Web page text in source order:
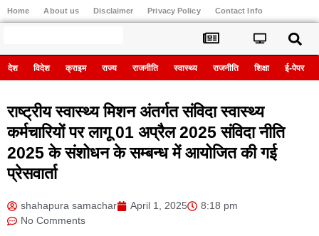
Home About us Disclaimer Privacy Policy Contact Info
देश विदेश क्राइम राज्य राजनीति स्वास्थ्य राजनीति शिक्षा ई-पेपर
राष्ट्रीय स्वास्थ्य मिशन अंतर्गत संविदा स्वास्थ्य
कर्मचारियों पर लागू 01 अप्रैल 2025 संविदा नीति
2025 के संशोधन के सम्बन्ध में आयोजित की गई
प्रेसवार्ता
shahapura samachar April 1, 2025
8:18 pm
No Comments